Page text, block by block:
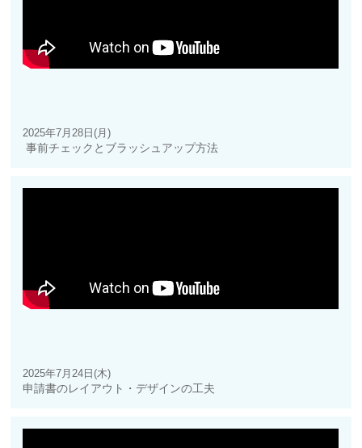
2025年7月28日(月)
事前チェックとブラッシュアップ方法
2025年7月24日(木)
申請書のレイアウト・デザインの工夫